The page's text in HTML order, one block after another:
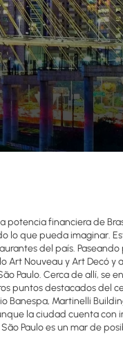
potencia financiera de
lo que pueda imaginar.
del país.
Art Nouveau y Art Decó
Paulo. Cerca de allí, se
puntos destacados del
Banespa, Martinelli
la ciudad cuenta con
Paulo es un mar de